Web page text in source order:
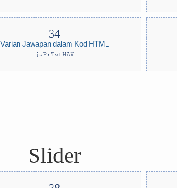
Varian Jawapan dalam Kod HTML
jsPrTstHAV
Slider